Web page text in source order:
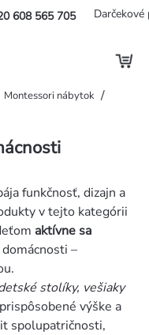
608 565 705 Darčekové
Montessori nábytok /
funkčnosť, dizajn a
v tejto kategórii
aktívne sa
–
stolíky, vešiaky
výške a
spolupatričnosti,